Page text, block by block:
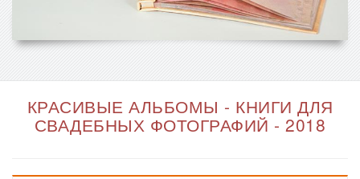
КРАСИВЫЕ АЛЬБОМЫ - КНИГИ ДЛЯ
СВАДЕБНЫХ ФОТОГРАФИЙ - 2018